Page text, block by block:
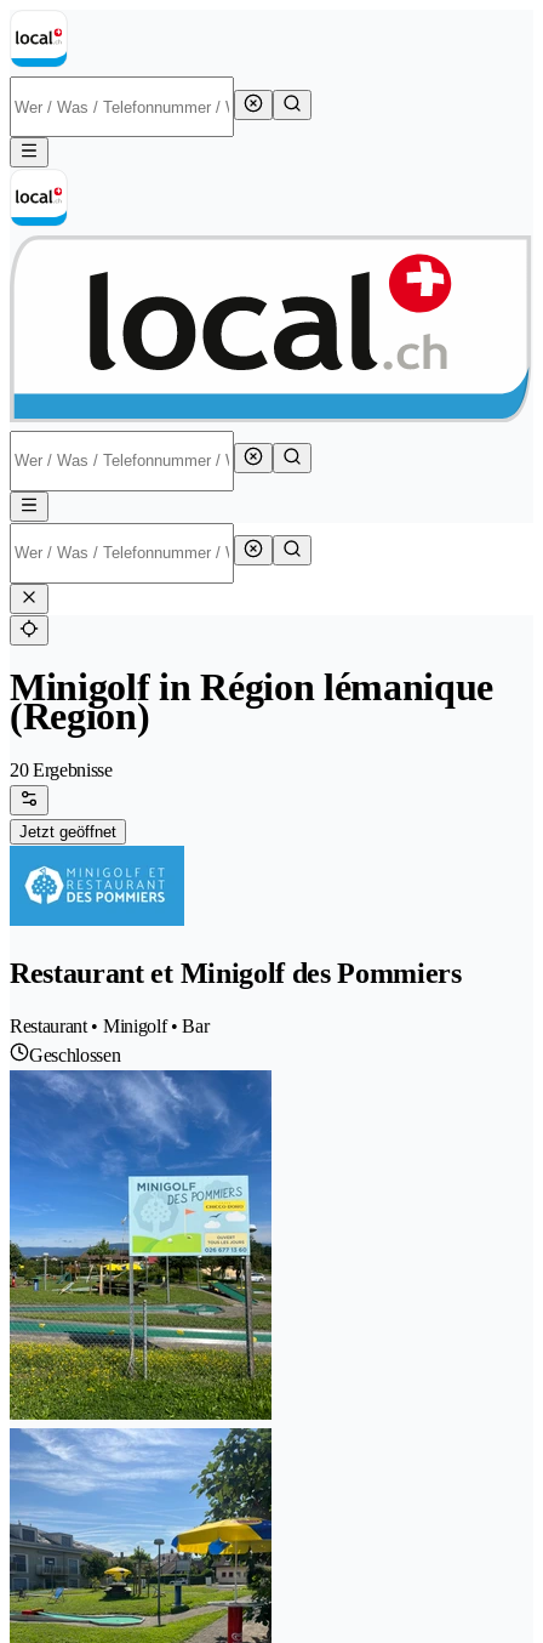
Minigolf in Région lémanique
(Region)
20 Ergebnisse
Jetzt geöffnet
Restaurant et Minigolf des Pommiers
Restaurant • Minigolf • Bar
Geschlossen